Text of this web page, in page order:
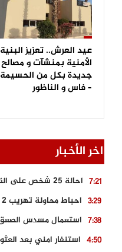
عيد العرش.. تعزيز البنية
الأمنية بمنشآت و مصالح
جديدة بكل من الحسيمة
– فاس و الناظور
اخر الأخبار
7:21
3:29 احباط محاولة تهريب 2 اطنان من المخدرات بتارودانت
7:38
4:50